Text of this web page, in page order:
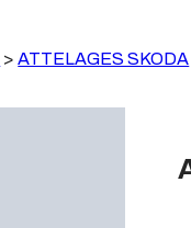
>ATTELAGES SKODA